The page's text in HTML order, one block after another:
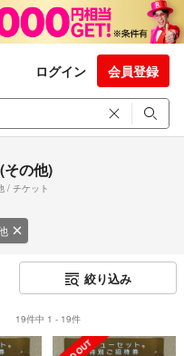
ログイン 会員登録
その他)
/ チケット
絞り込み
19件中 1 - 19件